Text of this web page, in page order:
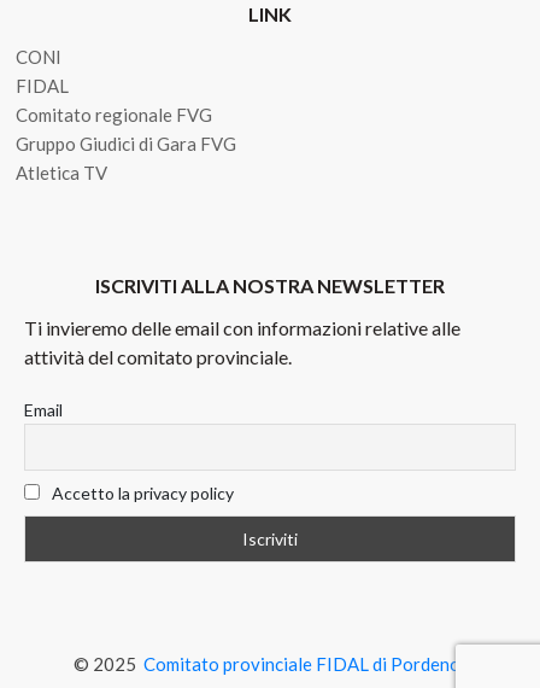
LINK
CONI
FIDAL
Comitato regionale FVG
Gruppo Giudici di Gara FVG
Atletica TV
ISCRIVITI ALLA NOSTRA NEWSLETTER
Ti invieremo delle email con informazioni relative alle
attività del comitato provinciale.
Email
Accetto la privacy policy
© 2025 Comitato provinciale FIDAL di Pordenone